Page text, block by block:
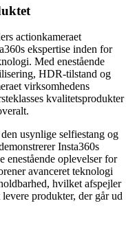
actionkameraet
ekspertise inden for
Med enestående
HDR-tilstand og
virksomhedens
kvalitetsprodukter
usynlige selfiestang og
Insta360s
enestående oplevelser for
avanceret teknologi
hvilket afspejler
produkter, der går ud